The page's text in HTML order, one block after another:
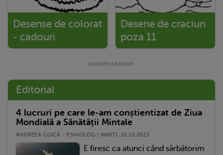
Desense de colorat
- cadouri
Desene de craciun
poza 11
Editorial
4 lucruri pe care le-am conștientizat de Ziua
Mondială a Sănătății Mintale
ANDREEA GUICĂ - PSIHOLOG | MARŢI, 10.10.2023
E firesc ca atunci când sărbătorim